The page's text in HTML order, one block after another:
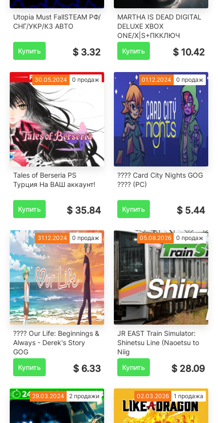
Utopia Must FallSTEAM РФ/
СНГ/УКР/КЗ ️АВТО
Купить $ 3.32
MARTHA IS DEAD DIGITAL
DELUXE XBOX
ONE/X|S+ПККЛЮЧ
Купить
$ 10.42
30.05.2024 0 продаж
Tales of Berseria PS
Турция На ВАШ аккаунт!
Купить $ 35.84
01.12.2024 0 продаж
???? Card City Nights GOG
???? (PC)
Купить $ 5.44
31.12.2024 0 продаж
???? Our Life: Beginnings &
Always - Derek's Story
GOG
Купить
$ 6.33
05.08.2026 0 продаж
JR EAST Train Simulator:
Shinetsu Line (Naoetsu to
Niig
Купить
$ 28.09
29.03.2024 2 продажи 02.03.2026 1 продажа